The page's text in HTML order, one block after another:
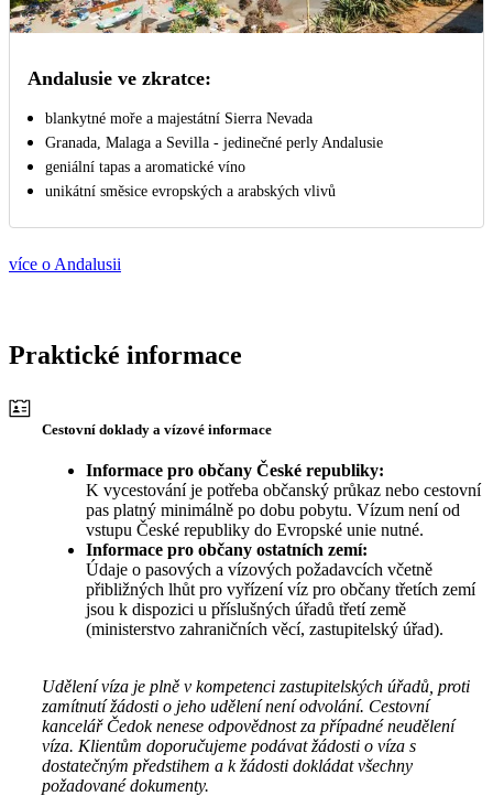
Andalusie ve zkratce:
blankytné moře a majestátní Sierra Nevada
Granada, Malaga a Sevilla - jedinečné perly Andalusie
geniální tapas a aromatické víno
unikátní směsice evropských a arabských vlivů
více o Andalusii
Praktické informace
Cestovní doklady a vízové informace
Informace pro občany České republiky:
K vycestování je potřeba občanský průkaz nebo cestovní
pas platný minimálně po dobu pobytu. Vízum není od
vstupu České republiky do Evropské unie nutné.
Informace pro občany ostatních zemí:
Údaje o pasových a vízových požadavcích včetně
přibližných lhůt pro vyřízení víz pro občany třetích zemí
jsou k dispozici u příslušných úřadů třetí země
(ministerstvo zahraničních věcí, zastupitelský úřad).
Udělení víza je plně v kompetenci zastupitelských úřadů, proti
zamítnutí žádosti o jeho udělení není odvolání. Cestovní
kancelář Čedok nenese odpovědnost za případné neudělení
víza. Klientům doporučujeme podávat žádosti o víza s
dostatečným předstihem a k žádosti dokládat všechny
požadované dokumenty.